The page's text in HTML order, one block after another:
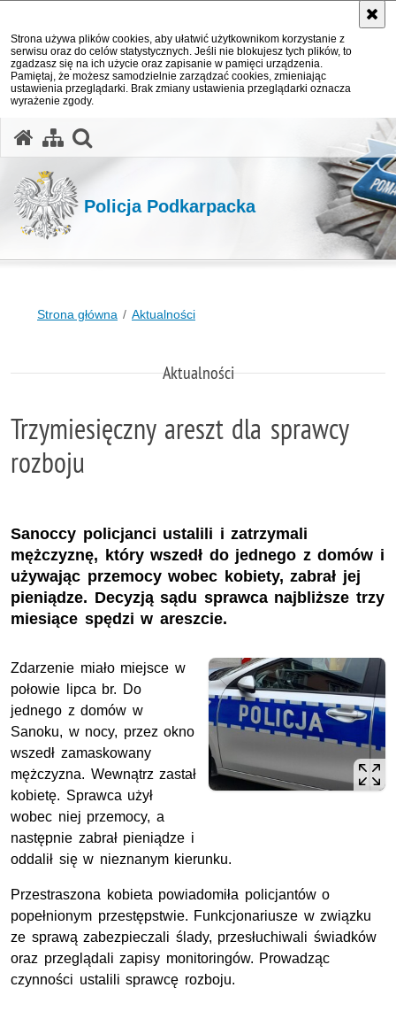
Strona używa plików cookies, aby ułatwić użytkownikom korzystanie z
serwisu oraz do celów statystycznych. Jeśli nie blokujesz tych plików, to
zgadzasz się na ich użycie oraz zapisanie w pamięci urządzenia.
Pamiętaj, że możesz samodzielnie zarządzać cookies, zmieniając
ustawienia przeglądarki. Brak zmiany ustawienia przeglądarki oznacza
wyrażenie zgody.
Policja Podkarpacka
Strona główna Aktualności
Aktualności
Trzymiesięczny areszt dla sprawcy
rozboju
​​​​​​​Sanoccy policjanci ustalili i zatrzymali
mężczyznę, który wszedł do jednego z domów i
używając przemocy wobec kobiety, zabrał jej
pieniądze. Decyzją sądu sprawca najbliższe trzy
miesiące spędzi w areszcie.
Zdarzenie miało miejsce w
połowie lipca br. Do
jednego z domów w
Sanoku, w nocy, przez okno
wszedł zamaskowany
mężczyzna. Wewnątrz zastał
kobietę. Sprawca użył
wobec niej przemocy, a
następnie zabrał pieniądze i
oddalił się w nieznanym kierunku.
Przestraszona kobieta powiadomiła policjantów o
popełnionym przestępstwie. Funkcjonariusze w związku
ze sprawą zabezpieczali ślady, przesłuchiwali świadków
oraz przeglądali zapisy monitoringów. Prowadząc
czynności ustalili sprawcę rozboju.